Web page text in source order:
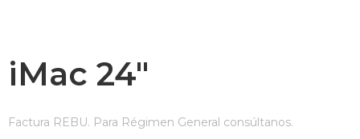
iMac 24″
Factura REBU. Para Régimen General consúltanos.